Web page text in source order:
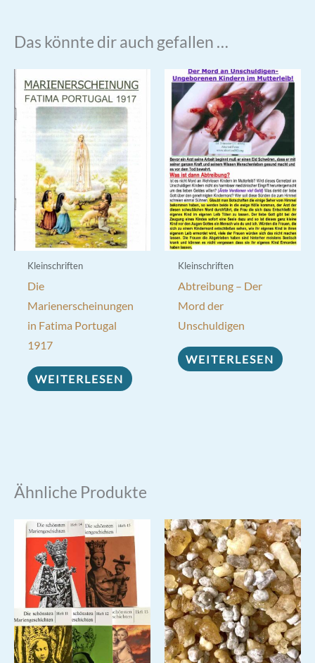
Das könnte dir auch gefallen …
Kleinschriften
Die
Marienerscheinungen
in Fatima Portugal
1917
WEITERLESEN
Kleinschriften
Abtreibung – Der
Mord der
Unschuldigen
WEITERLESEN
Ähnliche Produkte